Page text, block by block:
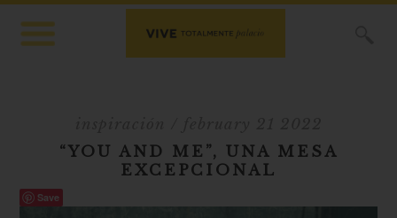
“YOU AND ME”, UNA MESA
EXCEPCIONAL
Save